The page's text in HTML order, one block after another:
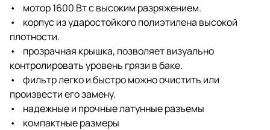
• мотор 1600 Вт с высоким разряжением.
• корпус из ударостойкого полиэтилена высокой
плотности.
• прозрачная крышка, позволяет визуально
контролировать уровень грязи в баке.
• фильтр легко и быстро можно очистить или
произвести его замену.
• надежные и прочные латунные разъемы
• компактные размеры